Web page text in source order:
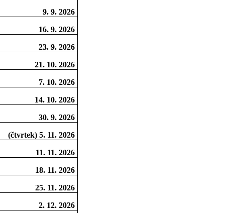
9. 9. 2026
16. 9. 2026
23. 9. 2026
21. 10. 2026
7. 10. 2026
14. 10. 2026
30. 9. 2026
(čtvrtek) 5. 11. 2026
11. 11. 2026
18. 11. 2026
25. 11. 2026
2. 12. 2026